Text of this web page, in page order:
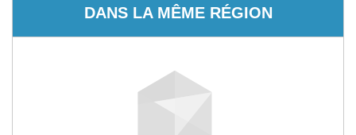
DANS LA MÊME RÉGION